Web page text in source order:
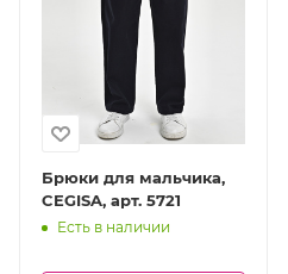
Брюки для мальчика,
CEGISA, арт. 5721
Есть в наличии